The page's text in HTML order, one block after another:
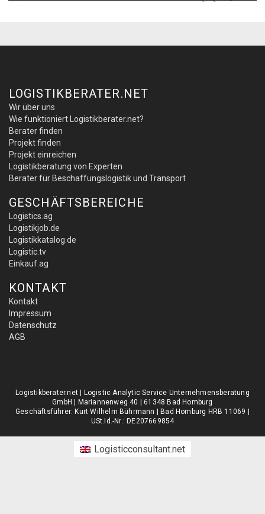
LOGISTIKBERATER.NET
Wir über uns
Wie funktioniert Logistikberater.net?
Berater finden
Projekt finden
Projekt einreichen
Logistikberatung von Experten
Berater für Beschaffungslogistik und Transport
GESCHÄFTSBEREICHE
Logistics.ag
Logistikjob.de
Logistikkatalog.de
Logistic.tv
Einkauf.ag
KONTAKT
Kontakt
Impressum
Datenschutz
AGB
Logistikberater.net | Logistic Analytic Service Unternehmensberatung
GmbH | Mariannenweg 40 | 61348 Bad Homburg
Geschäftsführer: Kurt Wilhelm Bührmann | Bad Homburg HRB 11069 |
USt.Id.-Nr.: DE207669854
Logisticconsultant.net